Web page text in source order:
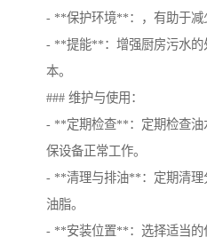
- **保护环境**：，有助于减
- **提能**：增强厨房污水的
本。
### 维护与使用：
- **定期检查**：定期检查油
保设备正常工作。
- **清理与排油**：定期清理
油脂。
- **安装位置**：选择适当的